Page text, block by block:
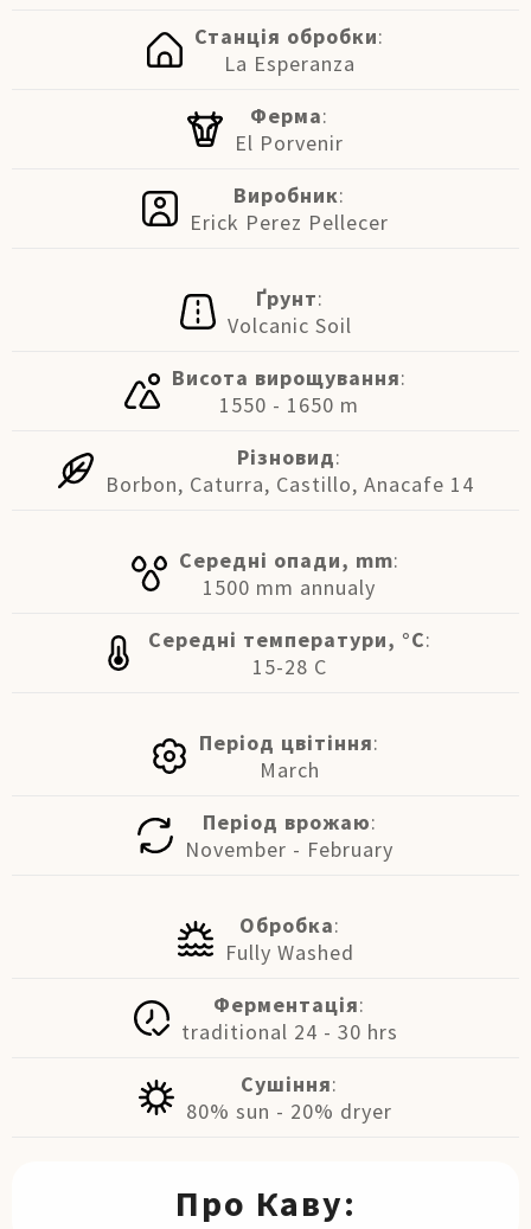
Станція обробки:
La Esperanza
Ферма:
El Porvenir
Виробник:
Erick Perez Pellecer
Ґрунт:
Volcanic Soil
Висота вирощування:
1550 - 1650 m
Різновид:
Borbon, Caturra, Castillo, Anacafe 14
Середні опади, mm:
1500 mm annualy
Середні температури, °C:
15-28 C
Період цвітіння:
March
Період врожаю:
November - February
Обробка:
Fully Washed
Ферментація:
traditional 24 - 30 hrs
Сушіння:
80% sun - 20% dryer
Про Каву: